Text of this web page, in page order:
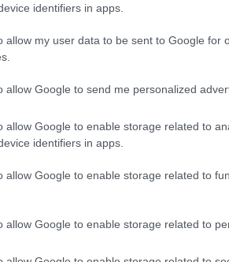
identifiers in apps.
allow my user data to be sent to Google for
allow Google to send me personalized
allow Google to enable storage related to
identifiers in apps.
allow Google to enable storage related to
allow Google to enable storage related to
a svéd metál banda minden évben
után idén a Szalky-szigeten
már a Powerwolf, a Kissin'
de az utóbbi időkben
komoly hazai rajongótábort sikerült
látott napvilágot Final Advent címmel